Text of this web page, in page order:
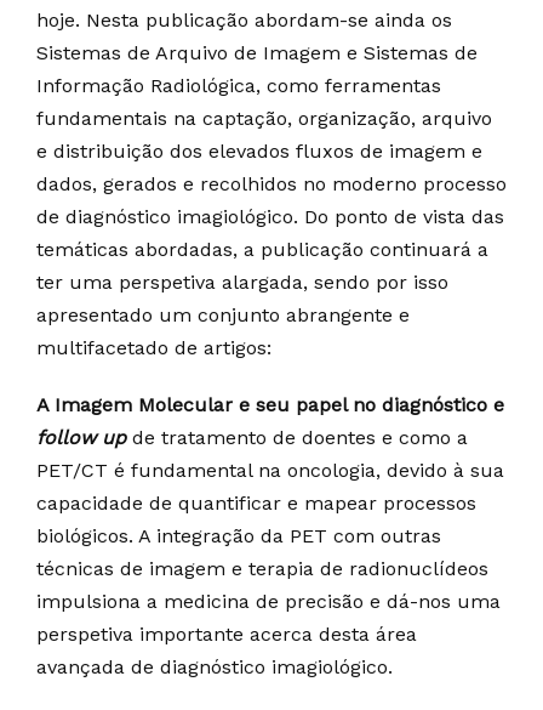
hoje. Nesta publicação abordam-se ainda os
Sistemas de Arquivo de Imagem e Sistemas de
Informação Radiológica, como ferramentas
fundamentais na captação, organização, arquivo
e distribuição dos elevados fluxos de imagem e
dados, gerados e recolhidos no moderno processo
de diagnóstico imagiológico. Do ponto de vista das
temáticas abordadas, a publicação continuará a
ter uma perspetiva alargada, sendo por isso
apresentado um conjunto abrangente e
multifacetado de artigos:
A Imagem Molecular e seu papel no diagnóstico e
follow upde tratamento de doentes e como a
PET/CT é fundamental na oncologia, devido à sua
capacidade de quantificar e mapear processos
biológicos. A integração da PET com outras
técnicas de imagem e terapia de radionuclídeos
impulsiona a medicina de precisão e dá-nos uma
perspetiva importante acerca desta área
avançada de diagnóstico imagiológico.